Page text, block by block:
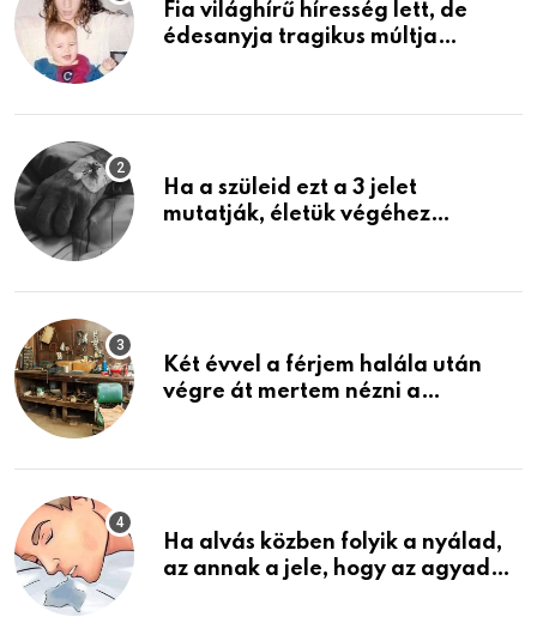
Fia világhírű híresség lett, de
édesanyja tragikus múltja
Ha a szüleid ezt a 3 jelet
mutatják, életük végéhez
Két évvel a férjem halála után
végre át mertem nézni a
életemet
Ha alvás közben folyik a nyálad,
az annak a jele, hogy az agyad…